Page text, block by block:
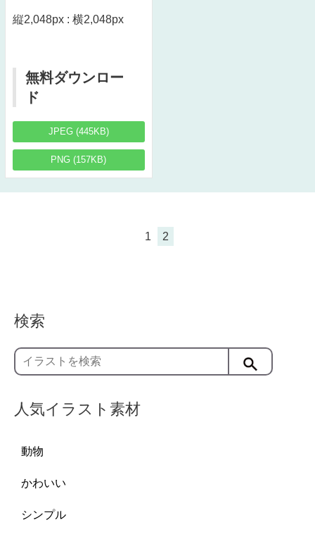
縦2,048px : 横2,048px
無料ダウンロー
ド
JPEG (445KB)
PNG (157KB)
1 2
検索
人気イラスト素材
動物
かわいい
シンプル